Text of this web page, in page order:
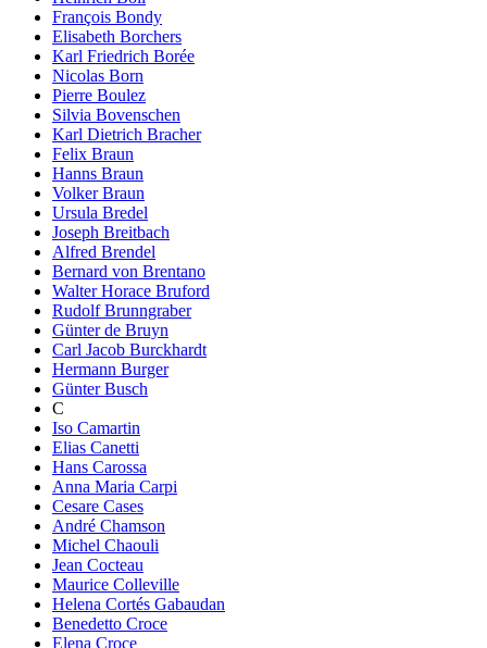
François Bondy
Elisabeth Borchers
Karl Friedrich Borée
Nicolas Born
Pierre Boulez
Silvia Bovenschen
Karl Dietrich Bracher
Felix Braun
Hanns Braun
Volker Braun
Ursula Bredel
Joseph Breitbach
Alfred Brendel
Bernard von Brentano
Walter Horace Bruford
Rudolf Brunngraber
Günter de Bruyn
Carl Jacob Burckhardt
Hermann Burger
Günter Busch
C
Iso Camartin
Elias Canetti
Hans Carossa
Anna Maria Carpi
Cesare Cases
André Chamson
Michel Chaouli
Jean Cocteau
Maurice Colleville
Helena Cortés Gabaudan
Benedetto Croce
Elena Croce